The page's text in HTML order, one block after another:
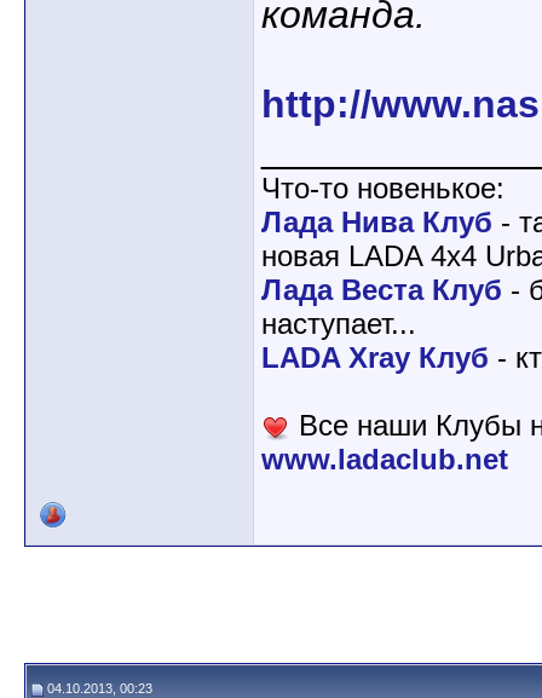
команда.
http://
Что-то новенькое:
Лада Нива Клуб -
новая LADA 4x4
Лада Веста Клуб -
наступает...
LADA Xray Клуб -
Все наши Клубы
www.ladaclub.net
04.10.2013, 00:23